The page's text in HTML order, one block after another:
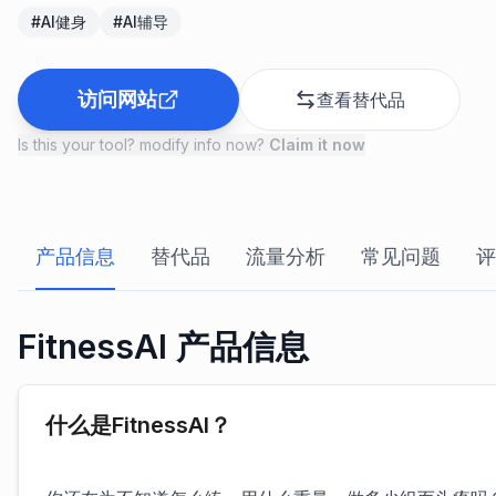
#AI健身 #AI辅导
访问网站 查看替代品
Is this your tool? modify info now? Claim it now
产品信息 替代品 流量分析 常见问题
FitnessAI 产品信息
什么是FitnessAI？